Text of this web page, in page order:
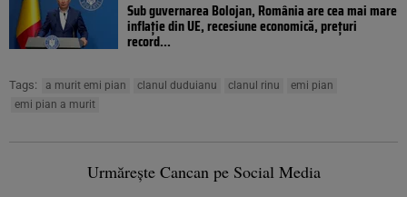
Sub guvernarea Bolojan, România are cea mai mare
inflație din UE, recesiune economică, prețuri
record...
Tags: a murit emi pian clanul duduianu clanul rinu
emi pian
emi pian a murit
Urmărește Cancan pe Social Media